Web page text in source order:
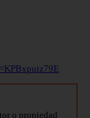
o propiedad